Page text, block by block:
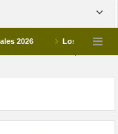
Los Campus de